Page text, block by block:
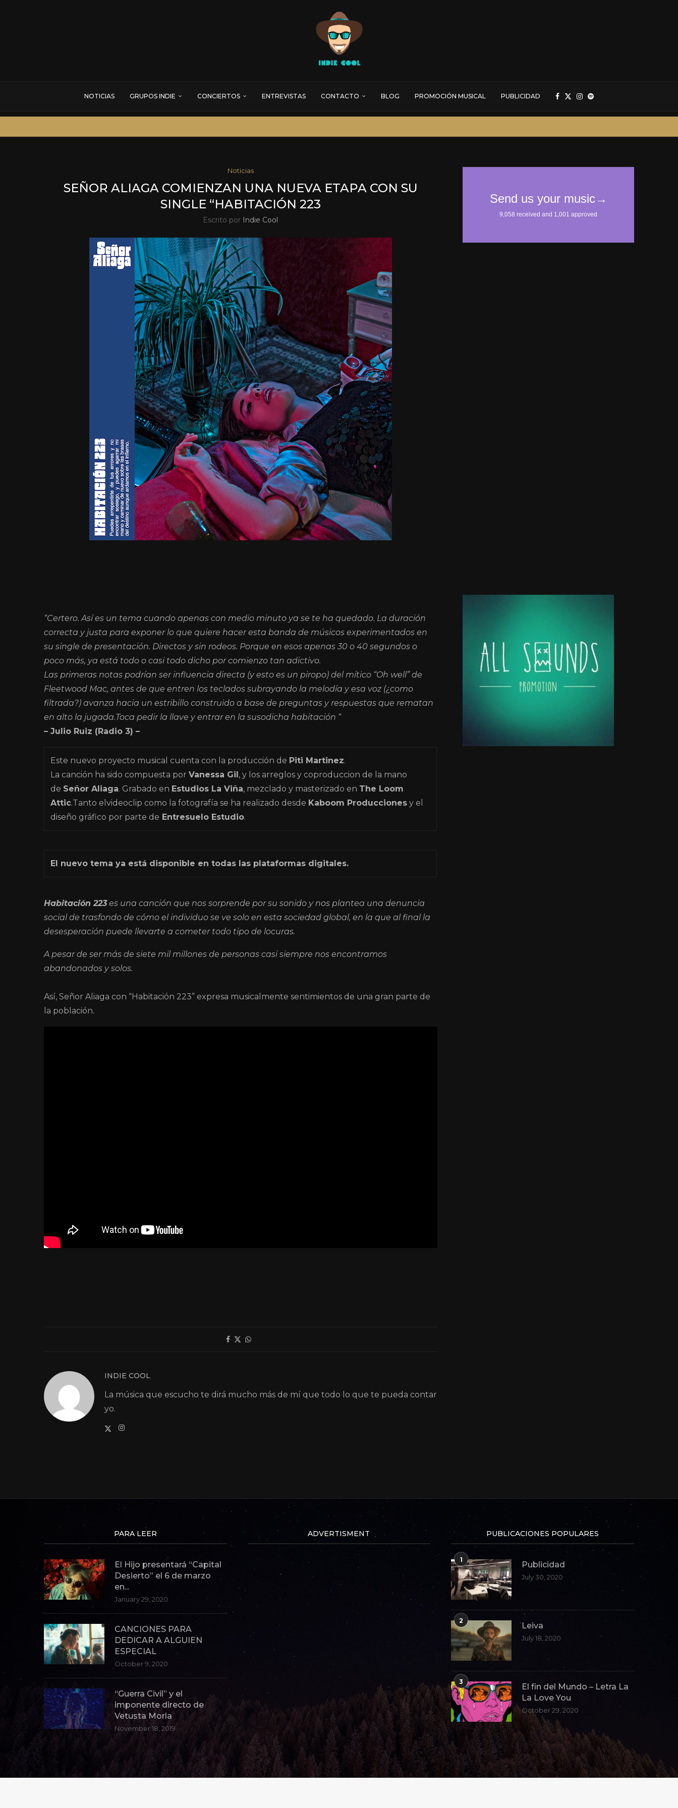
NOTICIAS GRUPOS INDIE CONCIERTOS ENTREVISTAS CONTACTO BLOG PROMOCIÓN MUSICAL PUBLICIDAD
Noticias
SEÑOR ALIAGA COMIENZAN UNA NUEVA ETAPA CON SU
SINGLE “HABITACIÓN 223
Escrito por Indie Cool
“Certero. Así es un tema cuando apenas con medio minuto ya se te ha quedado. La duración
correcta y justa para exponer lo que quiere hacer esta banda de músicos experimentados en
su single de presentación. Directos y sin rodeos. Porque en esos apenas 30 o 40 segundos o
poco más, ya está todo o casi todo dicho por comienzo tan adictivo.
Las primeras notas podrían ser influencia directa (y esto es un piropo) del mítico “Oh well” de
Fleetwood Mac, antes de que entren los teclados subrayando la melodía y esa voz (¿como
filtrada?) avanza hacia un estribillo construido a base de preguntas y respuestas que rematan
en alto la jugada.Toca pedir la llave y entrar en la susodicha habitación “
– Julio Ruiz (Radio 3) –
Este nuevo proyecto musical cuenta con la producción de Piti Martinez.
La canción ha sido compuesta por Vanessa Gil , y los arreglos y coproduccion de la mano
de Señor Aliaga. Grabado en Estudios La Viña, mezclado y masterizado en The Loom
Attic.Tanto elvideoclip como la fotografía se ha realizado desde Kaboom Producciones y el
diseño gráfico por parte de Entresuelo Estudio.
El nuevo tema ya está disponible en todas las plataformas digitales.
Habitación 223es una canción que nos sorprende por su sonido y nos plantea una denuncia
social de trasfondo de cómo el individuo se ve solo en esta sociedad global, en la que al final la
desesperación puede llevarte a cometer todo tipo de locuras.
A pesar de ser más de siete mil millones de personas casi siempre nos encontramos
abandonados y solos.
Así, Señor Aliaga con “Habitación 223” expresa musicalmente sentimientos de una gran parte de
la población.
INDIE COOL
La música que escucho te dirá mucho más de mí que todo lo que te pueda contar
yo.
PARA LEER
El Hijo presentará “Capital
Desierto” el 6 de marzo
en...
January 29, 2020
CANCIONES PARA
DEDICAR A ALGUIEN
ESPECIAL
October 9, 2020
“Guerra Civil” y el
imponente directo de
Vetusta Morla
November 18, 2019
ADVERTISMENT PUBLICACIONES POPULARES
1
Publicidad
July 30, 2020
2
Leiva
July 18, 2020
3
El fin del Mundo – Letra La
La Love You
October 29, 2020